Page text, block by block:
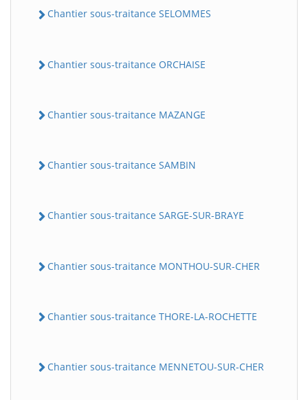
Chantier sous-traitance SELOMMES
Chantier sous-traitance ORCHAISE
Chantier sous-traitance MAZANGE
Chantier sous-traitance SAMBIN
Chantier sous-traitance SARGE-SUR-BRAYE
Chantier sous-traitance MONTHOU-SUR-CHER
Chantier sous-traitance THORE-LA-ROCHETTE
Chantier sous-traitance MENNETOU-SUR-CHER